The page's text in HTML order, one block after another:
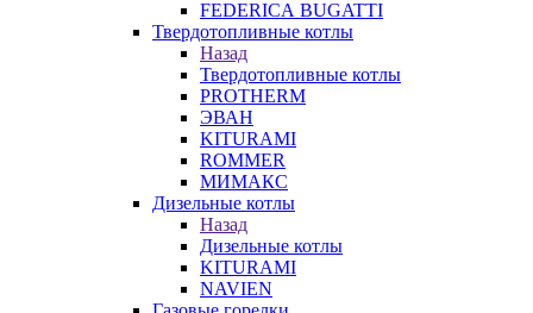
FEDERICА BUGATTI
Твердотопливные котлы
Назад
Твердотопливные котлы
PROTHERM
ЭВАН
KITURAMI
ROMMER
МИМАКС
Дизельные котлы
Назад
Дизельные котлы
KITURAMI
NAVIEN